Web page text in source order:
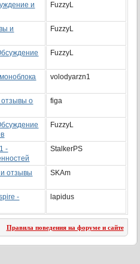
и
FuzzyL
и
FuzzyL
FuzzyL
volodyarzn1
отзывы о
figa
FuzzyL
-
StalkerPS
отзывы
SKAm
-
lapidus
Правила поведения на форуме и сайте